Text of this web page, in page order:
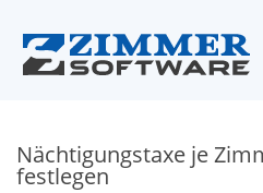
Nächtigungstaxe je
festlegen